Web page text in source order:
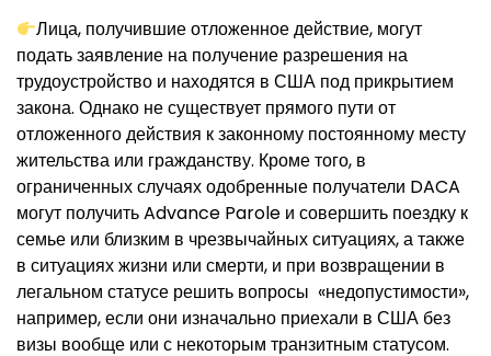
Лица, получившие отложенное действие, могут
подать заявление на получение разрешения на
трудоустройство и находятся в США под прикрытием
закона. Однако не существует прямого пути от
отложенного действия к законному постоянному месту
жительства или гражданству. Кроме того, в
ограниченных случаях одобренные получатели DACA
могут получить Advance Parole и совершить поездку к
семье или близким в чрезвычайных ситуациях, а также
в ситуациях жизни или смерти, и при возвращении в
легальном статусе решить вопросы «недопустимости»,
например, если они изначально приехали в США без
визы вообще или с некоторым транзитным статусом.